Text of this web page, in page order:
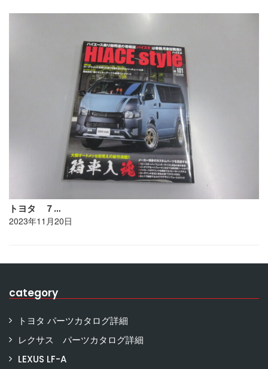
トヨタ ７…
2023年11月20日
category
トヨタ パーツカタログ詳細
レクサス パーツカタログ詳細
LEXUS LF-A